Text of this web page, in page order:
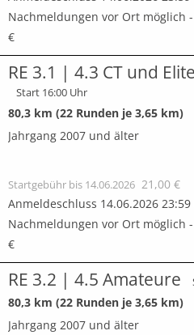
Nachmeldungen vor Ort möglich
€
RE 3.1 | 4.3 CT und
Start 16:00 Uhr
80,3 km (22 Runden je 3,65 km)
Jahrgang 2007 und älter
Startgebühr bis 14.06.2026 21,00 €
Anmeldeschluss 14.06.2026 23:59
Nachmeldungen vor Ort möglich
€
RE 3.2 | 4.5 Amateure
80,3 km (22 Runden je 3,65 km)
Jahrgang 2007 und älter